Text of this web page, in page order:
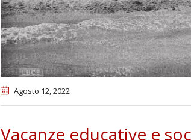
Agosto 12, 2022
Vacanze educative e